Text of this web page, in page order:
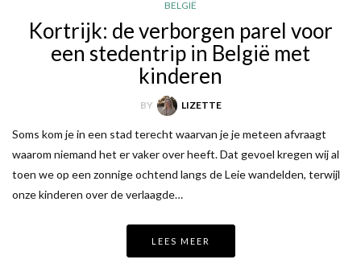
BELGIË
Kortrijk: de verborgen parel voor
een stedentrip in België met
kinderen
BY LIZETTE
Soms kom je in een stad terecht waarvan je je meteen afvraagt
waarom niemand het er vaker over heeft. Dat gevoel kregen wij al
toen we op een zonnige ochtend langs de Leie wandelden, terwijl
onze kinderen over de verlaagde…
LEES MEER